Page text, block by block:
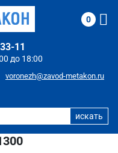
до 18:00
11
voronezh@zavod-metakon.ru
0